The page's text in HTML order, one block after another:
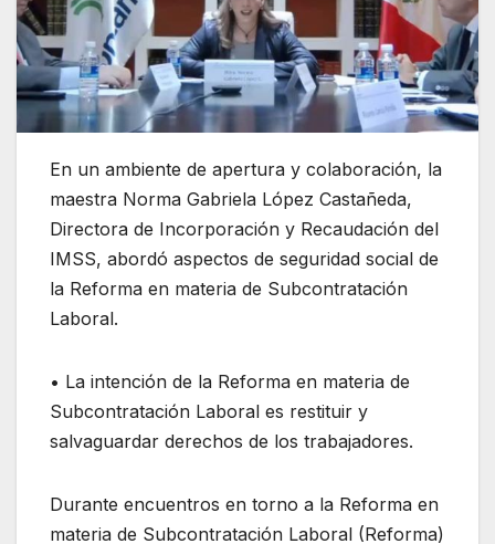
En un ambiente de apertura y colaboración, la
maestra Norma Gabriela López Castañeda,
Directora de Incorporación y Recaudación del
IMSS, abordó aspectos de seguridad social de
la Reforma en materia de Subcontratación
Laboral.
• La intención de la Reforma en materia de
Subcontratación Laboral es restituir y
salvaguardar derechos de los trabajadores.
Durante encuentros en torno a la Reforma en
materia de Subcontratación Laboral (Reforma)